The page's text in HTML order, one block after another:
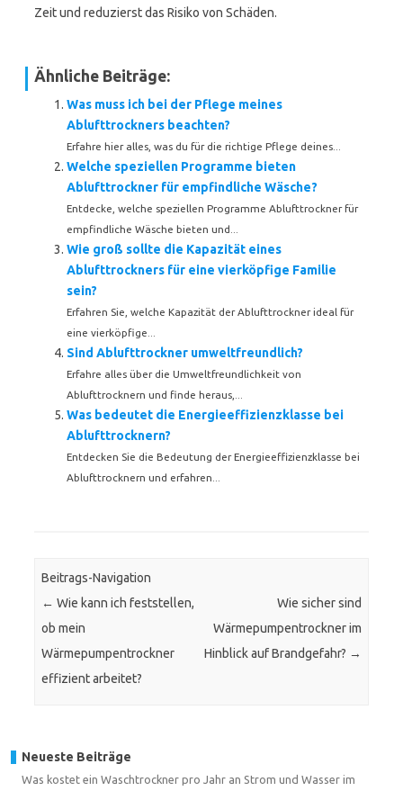
Zeit und reduzierst das Risiko von Schäden.
Ähnliche Beiträge:
Was muss ich bei der Pflege meines
Ablufttrockners beachten?
Erfahre hier alles, was du für die richtige Pflege deines...
Welche speziellen Programme bieten
Ablufttrockner für empfindliche Wäsche?
Entdecke, welche speziellen Programme Ablufttrockner für
empfindliche Wäsche bieten und...
Wie groß sollte die Kapazität eines
Ablufttrockners für eine vierköpfige Familie
sein?
Erfahren Sie, welche Kapazität der Ablufttrockner ideal für
eine vierköpfige...
Sind Ablufttrockner umweltfreundlich?
Erfahre alles über die Umweltfreundlichkeit von
Ablufttrocknern und finde heraus,...
Was bedeutet die Energieeffizienzklasse bei
Ablufttrocknern?
Entdecken Sie die Bedeutung der Energieeffizienzklasse bei
Ablufttrocknern und erfahren...
Beitrags-Navigation
← Wie kann ich feststellen,
ob mein
Wärmepumpentrockner
effizient arbeitet?
Wie sicher sind
Wärmepumpentrockner im
Hinblick auf Brandgefahr? →
Neueste Beiträge
Was kostet ein Waschtrockner pro Jahr an Strom und Wasser im